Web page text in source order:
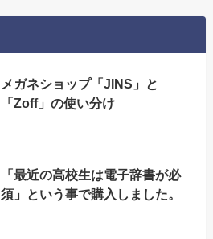
メガネショップ「JINS」と
「Zoff」の使い分け
「最近の高校生は電子辞書が必
須」という事で購入しました。